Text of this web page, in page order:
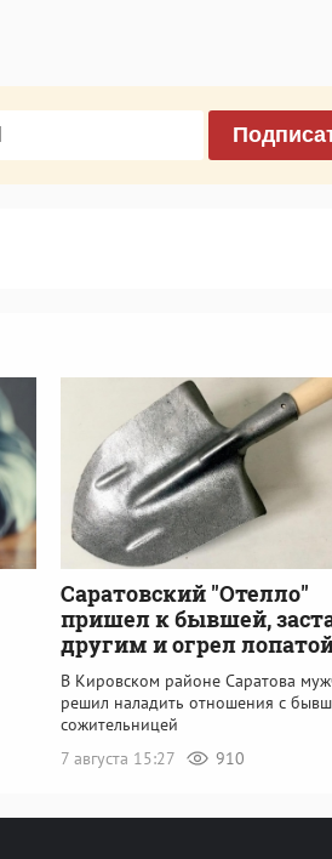
Саратовский "Отелло"
пришел к бывшей,
другим и огрел
В Кировском районе Саратова
решил наладить отношения с
сожительницей
7 августа 15:27
910